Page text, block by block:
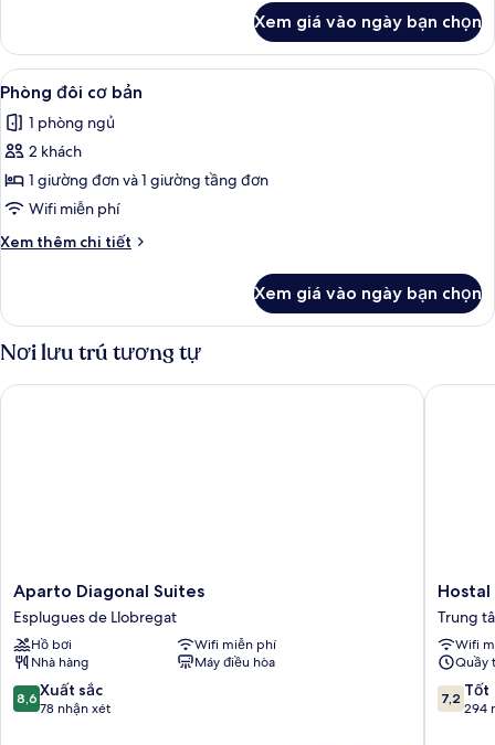
Căn
hộ
cơ
Xem giá vào ngày bạn chọn
Xem
tất
cả
ảnh
Phòng
đôi
cơ
bản
Phòng đôi cơ bản | Chăn bông,
4
Phòng đôi cơ bản
1 phòng ngủ
2 khách
1 giường đơn và 1 giường tầng đơn
Wifi miễn phí
Xem thêm chi tiết
Chi
Phòng
đôi
cơ
bản
Xem giá vào ngày bạn chọn
Nơi lưu trú tương tự
Aparto
Diagonal
Suites
Esplugues
de
Llobregat
Aparto Diagonal Suites
Esplugues de Llobregat
Hồ bơi
Wifi miễn phí
Nhà hàng
Máy điều hòa
8.6
trên
8,6 Xuất sắc
78 nhận xét
Aparto Diagonal Suites
Hostal
Sant
Ramón
Trung
tâm
Hostal
Trung
Wifi
Quầy
7.2
trên
7,2 Tốt
294
Hostal